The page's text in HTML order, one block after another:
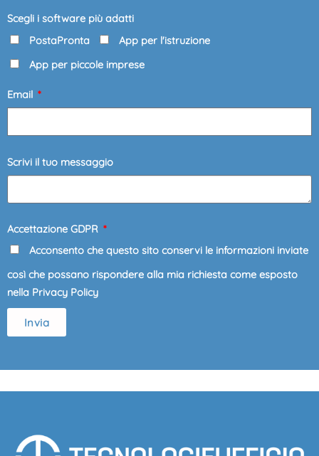
Scegli i software più adatti
PostaPronta
App per l'istruzione
App per piccole imprese
Email
Scrivi il tuo messaggio
Accettazione GDPR
Acconsento che questo sito conservi le informazioni inviate
così che possano rispondere alla mia richiesta come esposto
nella Privacy Policy
Invia